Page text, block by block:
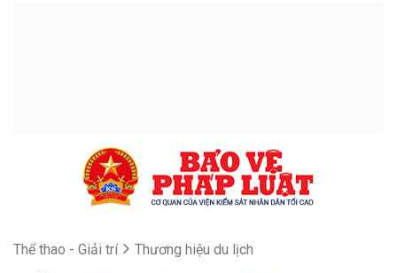
Thể thao - Giải trí Thương hiệu du lịch